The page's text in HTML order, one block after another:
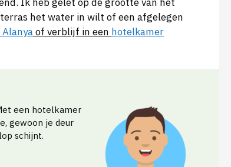
het water in wilt of een afgelegen
of verblijf in een hotelkamer
een hotelkamer
gewoon je deur
schijnt.